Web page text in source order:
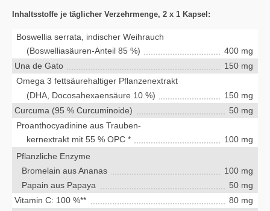
Inhaltsstoffe je täglicher Verzehrmenge, 2 x 1 Kapsel:
Boswellia serrata, indischer Weihrauch
(Boswelliasäuren-Anteil 85 %)
400 mg
Una de Gato
150 mg
Omega 3 fettsäurehaltiger Pflanzenextrakt
(DHA, Docosahexaensäure 10 %)
150 mg
Curcuma (95 % Curcuminoide)
50 mg
Proanthocyadinine aus Trauben-
kernextrakt mit 55 % OPC *
100 mg
Pflanzliche Enzyme
Bromelain aus Ananas
100 mg
Papain aus Papaya
50 mg
Vitamin C: 100 %**
80 mg